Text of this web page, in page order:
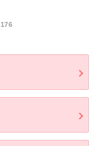
176